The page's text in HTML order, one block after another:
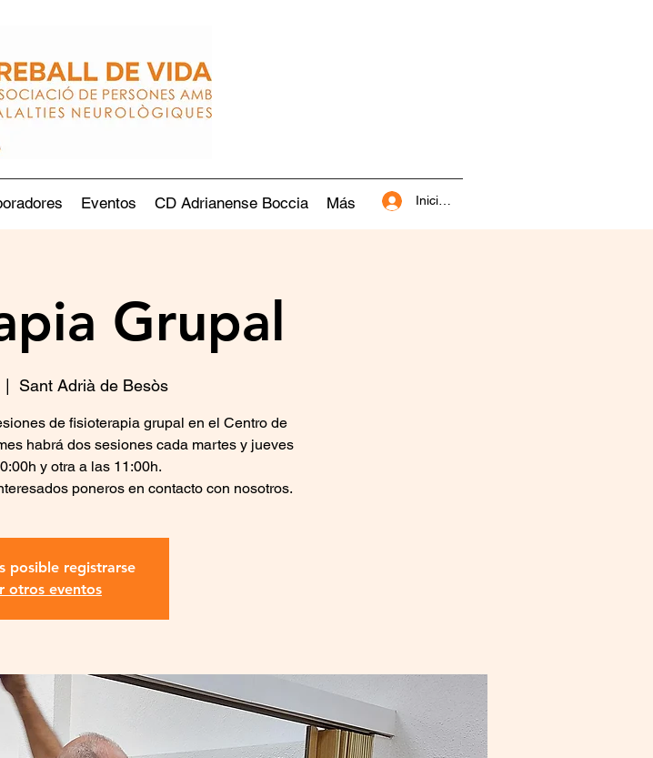
Eventos CD Adrianense Boccia Más Iniciar sesión
Grupal
Sant Adrià de Besòs
de fisioterapia grupal en el Centro de
habrá dos sesiones cada martes y jueves
y otra a las 11:00h.
poneros en contacto con nosotros.
posible registrarse
otros eventos